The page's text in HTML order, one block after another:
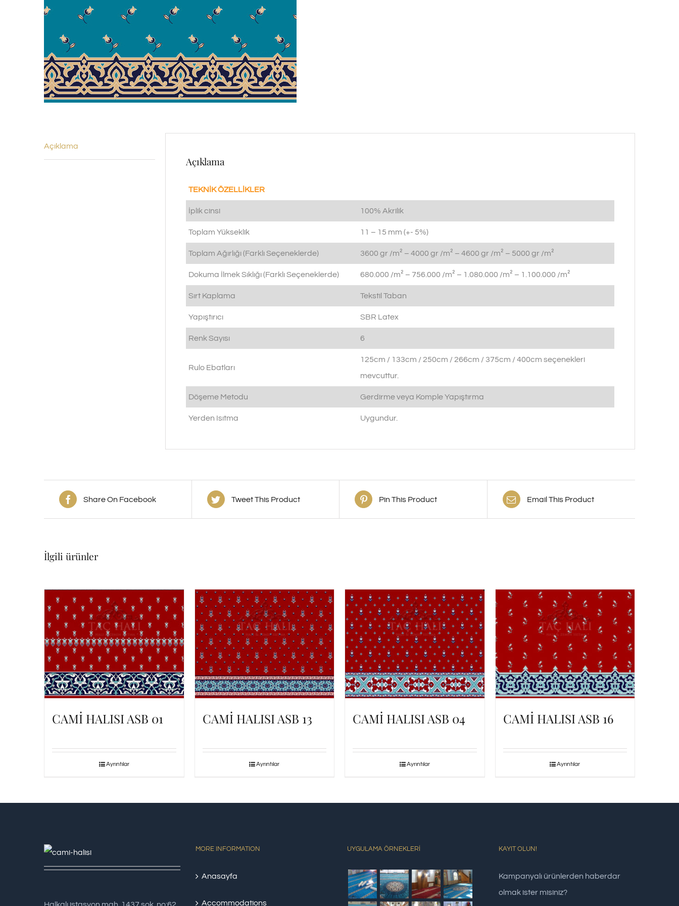
Açıklama
Açıklama
TEKNİK ÖZELLİKLER
İplik cinsi 100% Akrilik
Toplam Yükseklik 11 – 15 mm (+- 5%)
Toplam Ağırlığı (Farklı Seçeneklerde) 3600 gr /m² – 4000 gr /m² – 4600 gr /m² – 5000 gr /m²
Dokuma İlmek Sıklığı (Farklı Seçeneklerde) 680.000 /m² – 756.000 /m² – 1.080.000 /m² – 1.100.000 /m²
Sırt Kaplama Tekstil Taban
Yapıştırıcı SBR Latex
Renk Sayısı 6
Rulo Ebatları
125cm / 133cm / 250cm / 266cm / 375cm / 400cm seçenekleri
mevcuttur.
Döşeme Metodu Gerdirme veya Komple Yapıştırma
Yerden Isıtma Uygundur.
Share On Facebook Tweet This Product Pin This Product Email This Product
İlgili ürünler
CAMİ HALISI ASB 01
Ayrıntılar
CAMİ HALISI ASB 13
Ayrıntılar
CAMİ HALISI ASB 04
Ayrıntılar
CAMİ HALISI ASB 16
Ayrıntılar
Halkalı istasyon mah. 1437 sok. no:62
MORE INFORMATION
Anasayfa
Accommodations
UYGULAMA ÖRNEKLERİ KAYIT OLUN!
Kampanyalı ürünlerden haberdar
olmak ister misiniz?